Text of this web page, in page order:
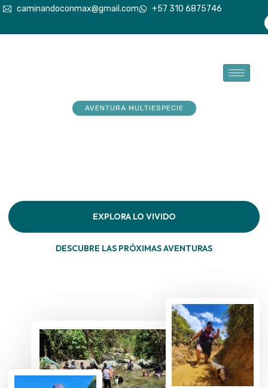
caminandoconmax@gmail.com +57 310 6875746
AVENTURA MULTIESPECIE
EXPLORA LO VIVIDO
DESCUBRE LAS PRÓXIMAS AVENTURAS